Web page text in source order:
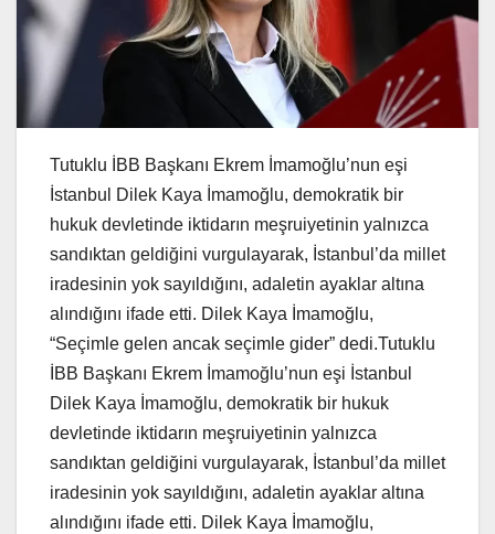
Tutuklu İBB Başkanı Ekrem İmamoğlu’nun eşi
İstanbul Dilek Kaya İmamoğlu, demokratik bir
hukuk devletinde iktidarın meşruiyetinin yalnızca
sandıktan geldiğini vurgulayarak, İstanbul’da millet
iradesinin yok sayıldığını, adaletin ayaklar altına
alındığını ifade etti. Dilek Kaya İmamoğlu,
“Seçimle gelen ancak seçimle gider” dedi.Tutuklu
İBB Başkanı Ekrem İmamoğlu’nun eşi İstanbul
Dilek Kaya İmamoğlu, demokratik bir hukuk
devletinde iktidarın meşruiyetinin yalnızca
sandıktan geldiğini vurgulayarak, İstanbul’da millet
iradesinin yok sayıldığını, adaletin ayaklar altına
alındığını ifade etti. Dilek Kaya İmamoğlu,